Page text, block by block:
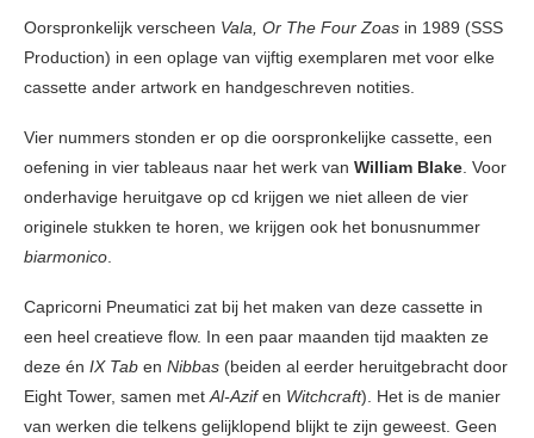
Oorspronkelijk verscheen Vala, Or The Four Zoas in 1989 (SSS
Production) in een oplage van vijftig exemplaren met voor elke
cassette ander artwork en handgeschreven notities.
Vier nummers stonden er op die oorspronkelijke cassette, een
oefening in vier tableaus naar het werk van William Blake. Voor
onderhavige heruitgave op cd krijgen we niet alleen de vier
originele stukken te horen, we krijgen ook het bonusnummer
biarmonico.
Capricorni Pneumatici zat bij het maken van deze cassette in
een heel creatieve flow. In een paar maanden tijd maakten ze
deze én IX Tab en Nibbas (beiden al eerder heruitgebracht door
Eight Tower, samen metAl-Azifen Witchcraft). Het is de manier
van werken die telkens gelijklopend blijkt te zijn geweest. Geen